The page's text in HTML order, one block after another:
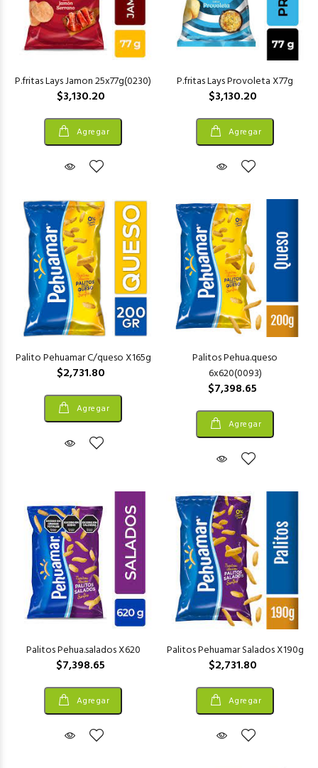
P.fritas Lays Jamon 25x77g(0230)
$3,130.20
Agregar
P.fritas Lays Provoleta X77g
$3,130.20
Agregar
Palito Pehuamar C/queso X165g
$2,731.80
Agregar
Palitos Pehua.queso
6x620(0093)
$7,398.65
Agregar
Palitos Pehua.salados X620
$7,398.65
Agregar
Palitos Pehuamar Salados X190g
$2,731.80
Agregar